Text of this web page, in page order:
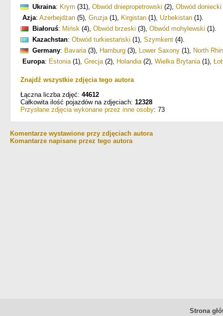
Ukraina: Krym (31), Obwód dniepropetrowski (2), Obwód doniecki
Azja: Azerbejdżan (5), Gruzja(1), Kirgistan (1), Uzbekistan (1).
Białoruś: Mińsk (4), Obwód brzeski (3), Obwód mohylewski (1).
Kazachstan: Obwód turkiestański (1), Szymkent (4).
Germany: Bavaria(3), Hamburg (3), Lower Saxony (1), North
Europa: Estonia(1), Grecja(2), Holandia(2), Wielka Brytania(1),
Znajdź wszystkie zdjęcia tego autora
Łączna liczba zdjęć: 44612
Całkowita ilość pojazdów na zdjęciach: 12328
Przysłane zdjęcia wykonane przez inne osoby: 73
Komentarze wystawione przy zdjęciach autora
Komantarze napisane przez tego autora
Strona